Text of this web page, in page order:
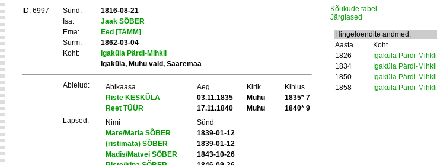
ID: 6997 Sünd:
1816-08-21
Isa:
Jaak SÕBER
Ema:
Eed [TAMM]
Surm:
1862-03-04
Koht:
Igaküla Pärdi-Mihkli
Igaküla, Muhu vald, Saaremaa
Abielud: Abikaasa Aeg Kirik
Kihlus
Riste KESKÜLA
03.11.1835 Muhu
1835* 7
Reet TÜÜR
17.11.1840 Muhu
1840* 9
Lapsed:
Nimi
Sünd
Mare/Maria SÕBER
1839-01-12
(ristimata) SÕBER
1839-01-12
Madis/Matvei SÕBER
1843-10-26
Kõukude tabel
Järglased
Hingeloendite andmed:
Aasta
Koht
1826
Igaküla Pärdi-Mihkli
1834
Igaküla Pärdi-Mihkli
1850
Igaküla Pärdi-Mihkli
1858
Igaküla Pärdi-Mihkli